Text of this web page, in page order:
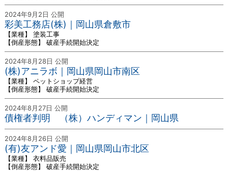
2024年9月2日 公開
彩美工務店(株)｜岡山県倉敷市
【業種】 塗装工事
【倒産形態】 破産手続開始決定
2024年8月28日 公開
(株)アニラボ｜岡山県岡山市南区
【業種】 ペットショップ経営
【倒産形態】 破産手続開始決定
2024年8月27日 公開
債権者判明 （株）ハンディマン｜岡山県
2024年8月26日 公開
(有)友アンド愛｜岡山県岡山市北区
【業種】 衣料品販売
【倒産形態】 破産手続開始決定